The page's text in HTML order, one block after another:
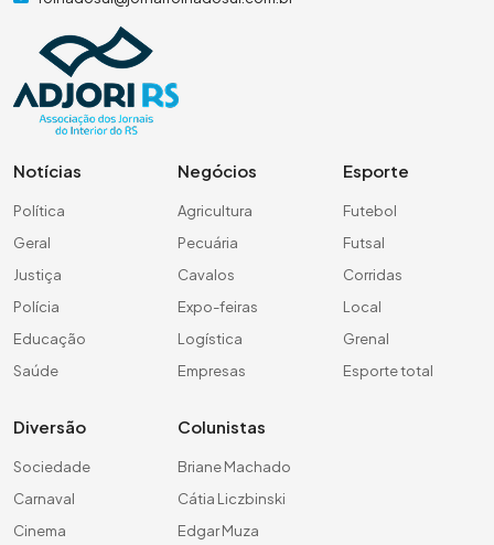
Notícias
Política
Geral
Justiça
Polícia
Educação
Saúde
Negócios
Agricultura
Pecuária
Cavalos
Expo-feiras
Logística
Empresas
Esporte
Futebol
Futsal
Corridas
Local
Grenal
Esporte total
Diversão
Sociedade
Carnaval
Cinema
Colunistas
Briane Machado
Cátia Liczbinski
Edgar Muza